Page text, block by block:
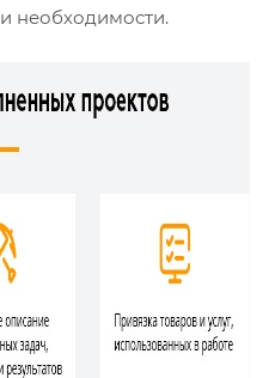
необходимости.